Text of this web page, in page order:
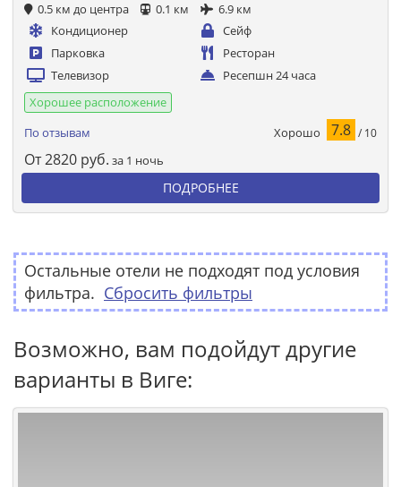
0.5 км до центра 0.1 км
6.9 км
Кондиционер
Сейф
Парковка
Ресторан
Телевизор
Ресепшн 24 часа
Хорошее расположение
По отзывам
Хорошо 7.8 / 10
От2820 руб. за 1 ночь
ПОДРОБНЕЕ
Остальные отели не подходят под условия
фильтра. Сбросить фильтры
Возможно, вам подойдут другие
варианты в Виге: